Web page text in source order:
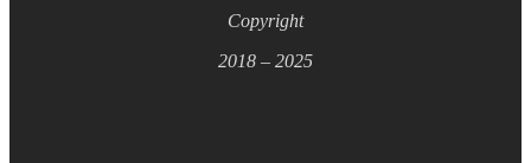
Copyright
2018 – 2025